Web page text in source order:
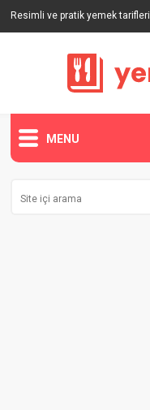
Resimli ve pratik yemek tarifleri
MENU